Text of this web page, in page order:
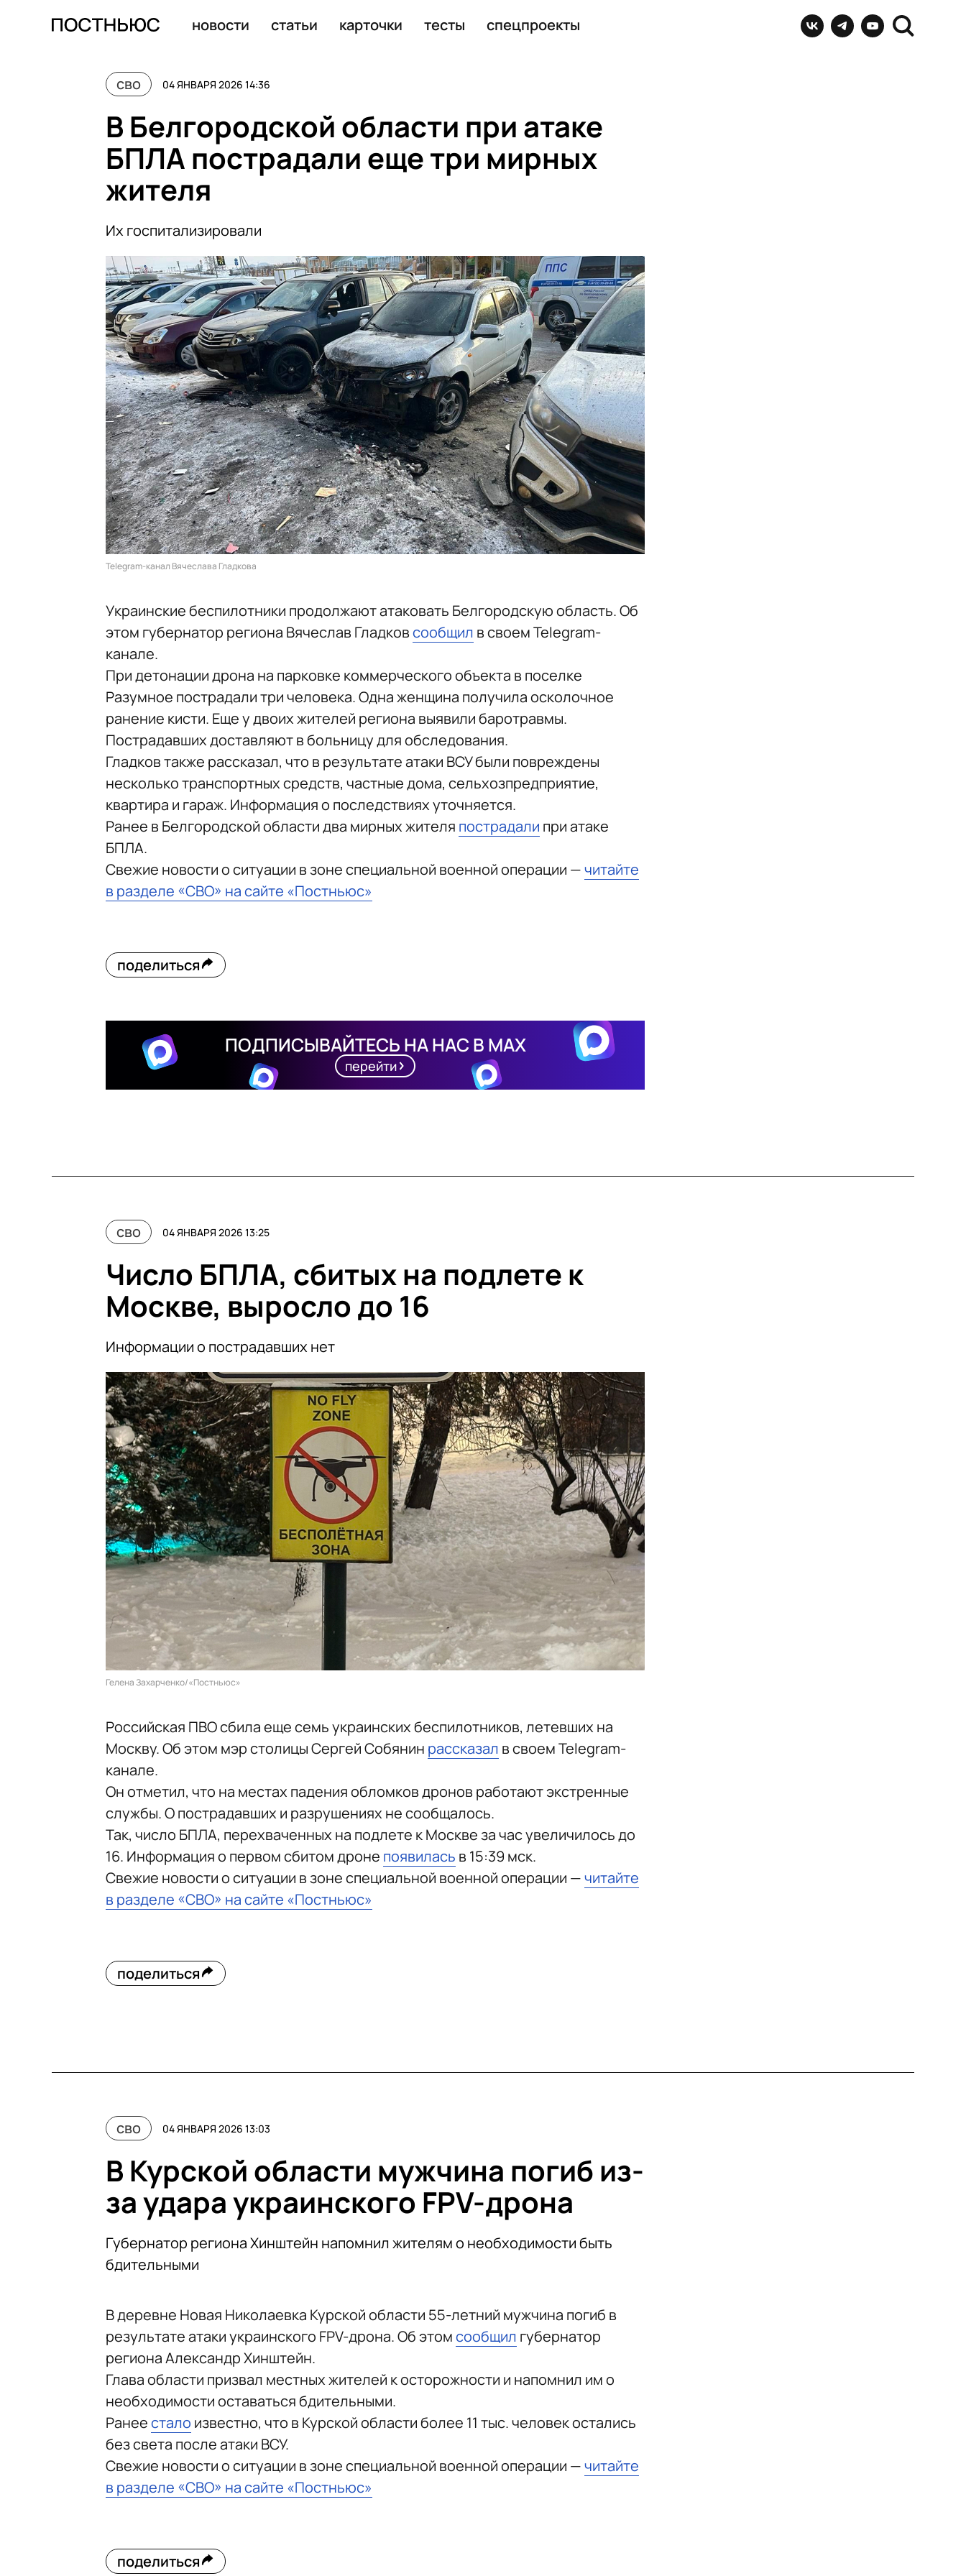
новости статьи карточки тесты спецпроекты
сво 04 ЯНВАРЯ 2026 14:36
В Белгородской области при атаке
БПЛА пострадали еще три мирных
жителя
Их госпитализировали
Telegram-канал Вячеслава Гладкова
Украинские беспилотники продолжают атаковать Белгородскую область. Об
этом губернатор региона Вячеслав Гладковсообщил в своем Telegram-
канале.
При детонации дрона на парковке коммерческого объекта в поселке
Разумное пострадали три человека. Одна женщина получила осколочное
ранение кисти. Еще у двоих жителей региона выявили баротравмы.
Пострадавших доставляют в больницу для обследования.
Гладков также рассказал, что в результате атаки ВСУ были повреждены
несколько транспортных средств, частные дома, сельхозпредприятие,
квартира и гараж. Информация о последствиях уточняется.
Ранее в Белгородской области два мирных жителя пострадали при атаке
БПЛА.
Свежие новости о ситуации в зоне специальной военной операции —читайте
в разделе «СВО» на сайте «Постньюс»
поделиться
ПОДПИСЫВАЙТЕСЬ НА НАС В MAX
перейти
сво 04 ЯНВАРЯ 2026 13:25
Число БПЛА, сбитых на подлете к
Москве, выросло до 16
Информации о пострадавших нет
Гелена Захарченко/«Постньюс»
Российская ПВО сбила еще семь украинских беспилотников, летевших на
Москву. Об этом мэр столицы Сергей Собянин рассказал в своем Telegram-
канале.
Он отметил, что на местах падения обломков дронов работают экстренные
службы. О пострадавших и разрушениях не сообщалось.
Так, число БПЛА, перехваченных на подлете к Москве за час увеличилось до
16. Информация о первом сбитом дроне появилась в 15:39 мск.
Свежие новости о ситуации в зоне специальной военной операции —читайте
в разделе «СВО» на сайте «Постньюс»
поделиться
сво 04 ЯНВАРЯ 2026 13:03
В Курской области мужчина погиб из-
за удара украинского FPV-дрона
Губернатор региона Хинштейн напомнил жителям о необходимости быть
бдительными
В деревне Новая Николаевка Курской области 55-летний мужчина погиб в
результате атаки украинского FPV-дрона. Об этомсообщил губернатор
региона Александр Хинштейн.
Глава области призвал местных жителей к осторожности и напомнил им о
необходимости оставаться бдительными.
Ранеестало известно, что в Курской области более 11 тыс. человек остались
без света после атаки ВСУ.
Свежие новости о ситуации в зоне специальной военной операции —читайте
в разделе «СВО» на сайте «Постньюс»
поделиться